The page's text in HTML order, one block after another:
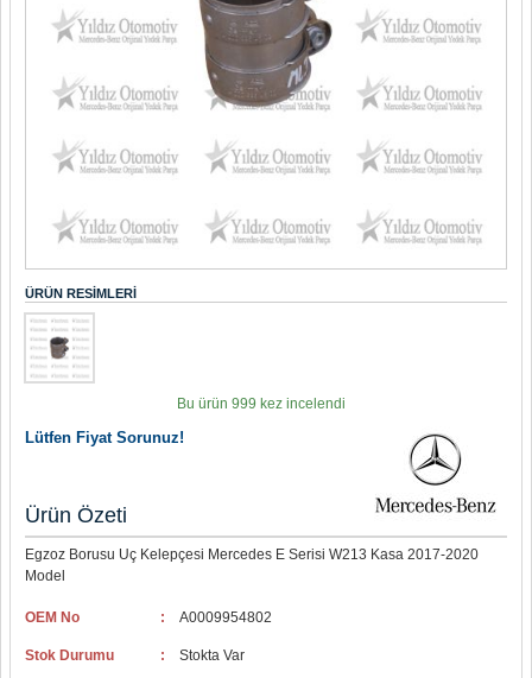
ÜRÜN RESIMLERI
Bu ürün 999 kez incelendi
Lütfen Fiyat Sorunuz!
Ürün Özeti
Egzoz Borusu Uç Kelepçesi Mercedes E Serisi W213 Kasa 2017-2020
Model
OEM No : A0009954802
Stok Durumu : Stokta Var